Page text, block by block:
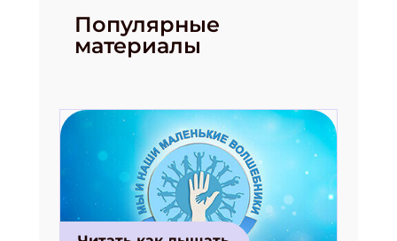
Популярные
материалы
Получи электронный "Классный журнал" в
подарок!
Укажите имя
Укажите Ваш Email